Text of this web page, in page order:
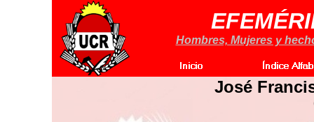
Hombres, Mujeres y
José